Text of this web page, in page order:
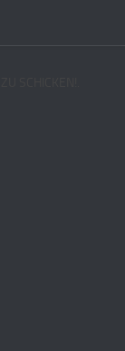
SCHICKEN!.